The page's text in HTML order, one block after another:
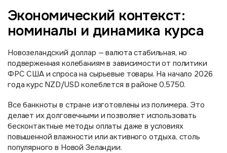
Экономический контекст:
номиналы и динамика курса
Новозеландский доллар — валюта стабильная, но
подверженная колебаниям в зависимости от политики
ФРС США и спроса на сырьевые товары. На начало 2026
года курс NZD/USD колеблется в районе 0,5750.
Все банкноты в стране изготовлены из полимера. Это
делает их долговечными и позволяет использовать
бесконтактные методы оплаты даже в условиях
повышенной влажности или активного отдыха, столь
популярного в Новой Зеландии.